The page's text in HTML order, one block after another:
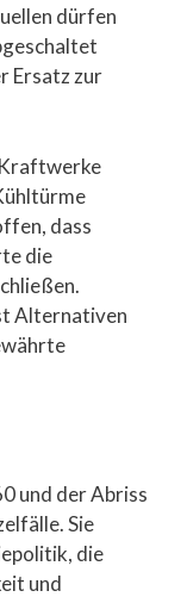
dürfen
Ersatz zur
dass
die
Alternativen
und der Abriss
Sie
die
und